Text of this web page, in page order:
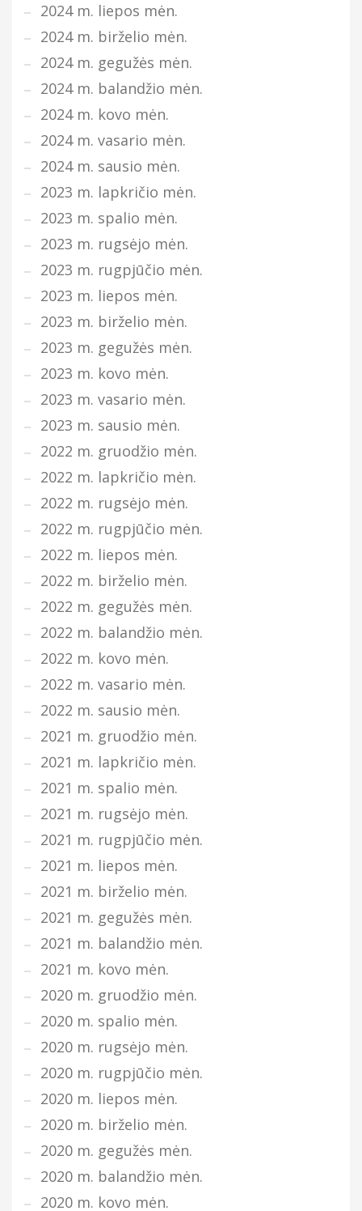
2024 m. liepos mėn.
2024 m. birželio mėn.
2024 m. gegužės mėn.
2024 m. balandžio mėn.
2024 m. kovo mėn.
2024 m. vasario mėn.
2024 m. sausio mėn.
2023 m. lapkričio mėn.
2023 m. spalio mėn.
2023 m. rugsėjo mėn.
2023 m. rugpjūčio mėn.
2023 m. liepos mėn.
2023 m. birželio mėn.
2023 m. gegužės mėn.
2023 m. kovo mėn.
2023 m. vasario mėn.
2023 m. sausio mėn.
2022 m. gruodžio mėn.
2022 m. lapkričio mėn.
2022 m. rugsėjo mėn.
2022 m. rugpjūčio mėn.
2022 m. liepos mėn.
2022 m. birželio mėn.
2022 m. gegužės mėn.
2022 m. balandžio mėn.
2022 m. kovo mėn.
2022 m. vasario mėn.
2022 m. sausio mėn.
2021 m. gruodžio mėn.
2021 m. lapkričio mėn.
2021 m. spalio mėn.
2021 m. rugsėjo mėn.
2021 m. rugpjūčio mėn.
2021 m. liepos mėn.
2021 m. birželio mėn.
2021 m. gegužės mėn.
2021 m. balandžio mėn.
2021 m. kovo mėn.
2020 m. gruodžio mėn.
2020 m. spalio mėn.
2020 m. rugsėjo mėn.
2020 m. rugpjūčio mėn.
2020 m. liepos mėn.
2020 m. birželio mėn.
2020 m. gegužės mėn.
2020 m. balandžio mėn.
2020 m. kovo mėn.